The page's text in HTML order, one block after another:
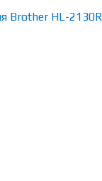
Brother HL-